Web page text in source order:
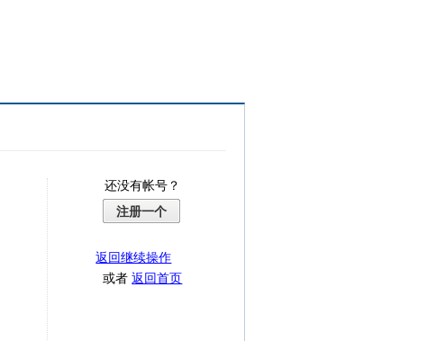
还没有帐号？
注册一个
返回继续操作
或者返回首页